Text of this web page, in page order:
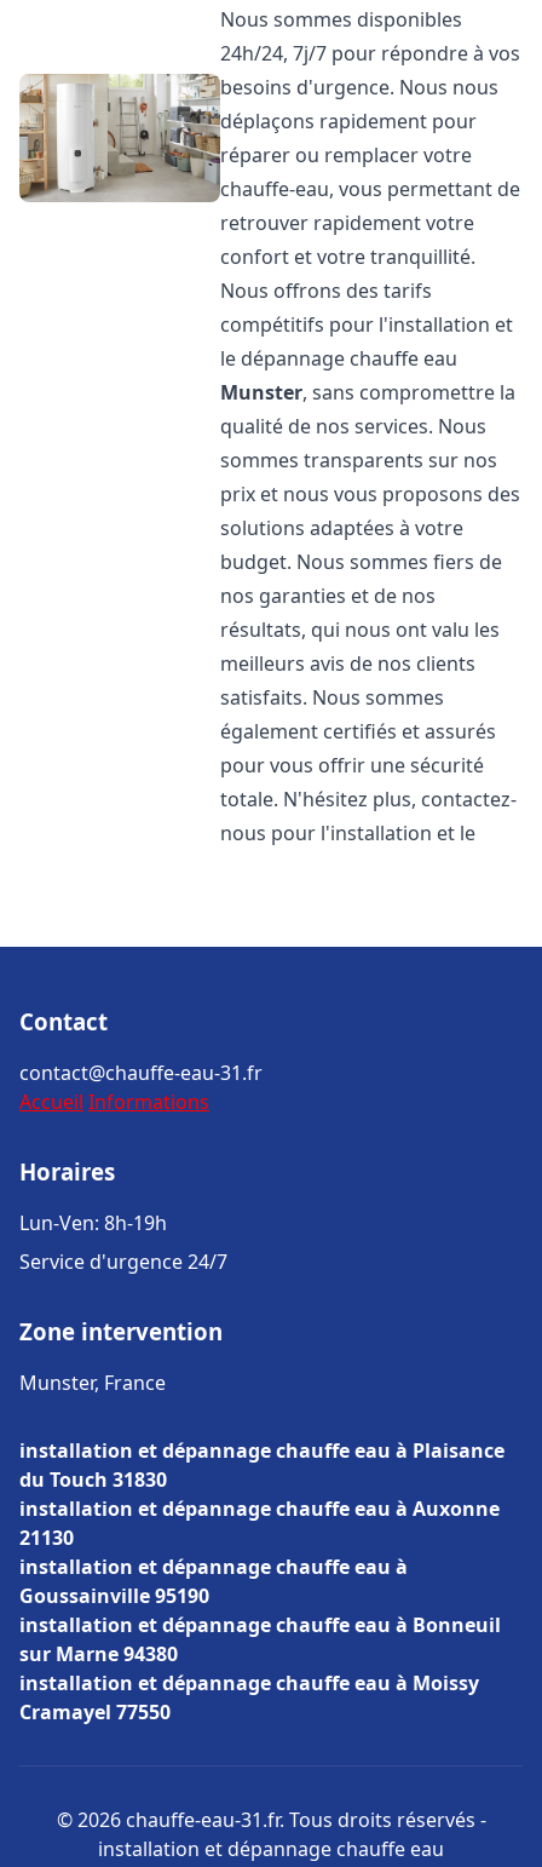
Nous sommes disponibles
24h/24, 7j/7 pour répondre à vos
besoins d'urgence. Nous nous
déplaçons rapidement pour
réparer ou remplacer votre
chauffe-eau, vous permettant de
retrouver rapidement votre
confort et votre tranquillité.
Nous offrons des tarifs
compétitifs pour l'installation et
le dépannage chauffe eau
Munster, sans compromettre la
qualité de nos services. Nous
sommes transparents sur nos
prix et nous vous proposons des
solutions adaptées à votre
budget. Nous sommes fiers de
nos garanties et de nos
résultats, qui nous ont valu les
meilleurs avis de nos clients
satisfaits. Nous sommes
également certifiés et assurés
pour vous offrir une sécurité
totale. N'hésitez plus, contactez-
nous pour l'installation et le
Contact
contact@chauffe-eau-31.fr
Accueil Informations
Horaires
Lun-Ven: 8h-19h
Service d'urgence 24/7
Zone intervention
Munster, France
installation et dépannage chauffe eau à Plaisance
du Touch 31830
installation et dépannage chauffe eau à Auxonne
21130
installation et dépannage chauffe eau à
Goussainville 95190
installation et dépannage chauffe eau à Bonneuil
sur Marne 94380
installation et dépannage chauffe eau à Moissy
Cramayel 77550
© 2026 chauffe-eau-31.fr. Tous droits réservés -
installation et dépannage chauffe eau